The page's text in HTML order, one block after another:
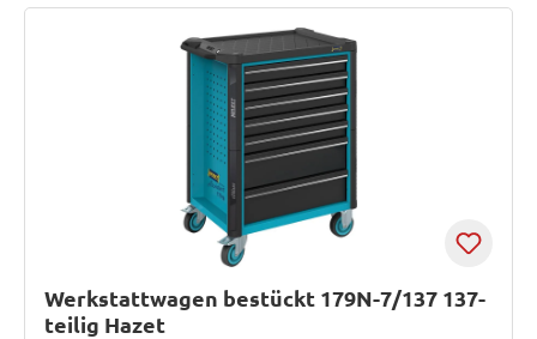
Werkstattwagen bestückt 179N-7/137 137-
teilig Hazet